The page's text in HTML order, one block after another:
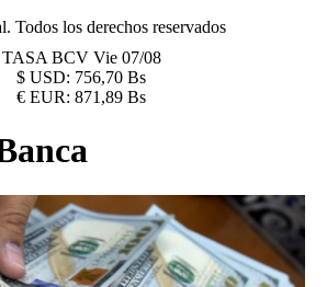
Todos los derechos reservados
TASA BCV Vie 07/08
$ USD: 756,70 Bs
€ EUR: 871,89 Bs